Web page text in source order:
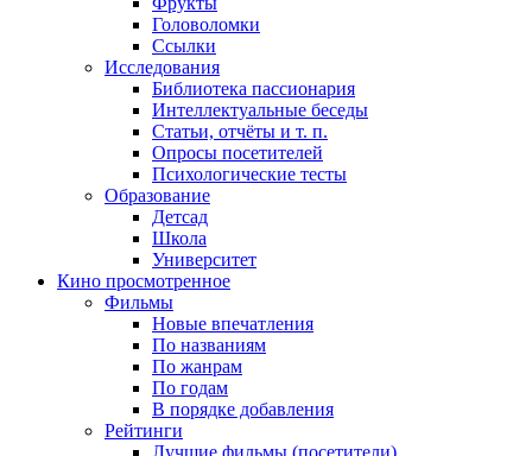
Головоломки
Ссылки
Исследования
Библиотека пассионария
Интеллектуальные беседы
Статьи, отчёты и т. п.
Опросы посетителей
Психологические тесты
Образование
Детсад
Школа
Университет
Кино просмотренное
Фильмы
Новые впечатления
По названиям
По жанрам
По годам
В порядке добавления
Рейтинги
Лучшие фильмы (посетители)